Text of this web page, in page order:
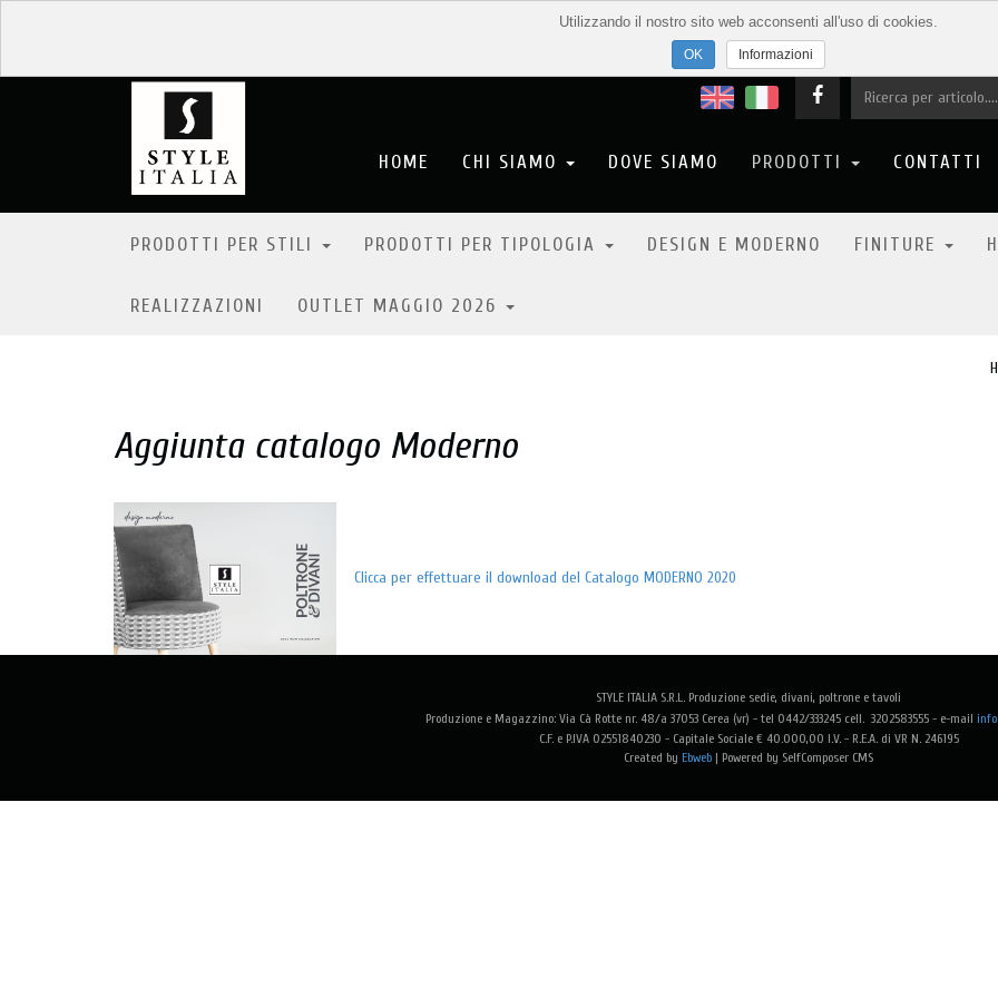
HOME CHI SIAMO DOVE SIAMO PRODOTTI CONTATTI
PRODOTTI PER STILI PRODOTTI PER TIPOLOGIA DESIGN E MODERNO FINITURE
REALIZZAZIONI OUTLET MAGGIO 2026
Aggiunta catalogo Moderno
Clicca per effettuare il download del Catalogo MODERNO 2020
STYLE ITALIA S.R.L. Produzione sedie, divani, poltrone e tavoli
Produzione e Magazzino: Via Cà Rotte nr. 48/a 37053 Cerea (vr) - tel 0442/333245 cell. 3202583555 - e-mail
C.F. e P.IVA 02551840230 - Capitale Sociale € 40.000,00 I.V. - R.E.A. di VR N. 246195
Created by Ebweb | Powered by SelfComposer CMS
Utilizzando il nostro sito web acconsenti all'uso di cookies.
Informazioni